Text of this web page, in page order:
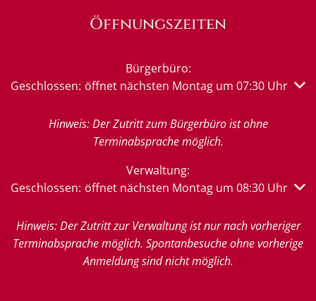
Öffnungszeiten
Bürgerbüro:
Klicken, um weitere Öffnungs- oder Schließzeiten
Geschlossen: öffnet nächsten Montag um 07:30 Uhr
Hinweis: Der Zutritt zum Bürgerbüro ist ohne
Terminabsprache möglich.
Verwaltung:
Klicken, um weitere Öffnungs- oder Schließzeiten
Geschlossen: öffnet nächsten Montag um 08:30 Uhr
Hinweis: Der Zutritt zur Verwaltung ist nur nach vorheriger
Terminabsprache möglich. Spontanbesuche ohne vorherige
Anmeldung sind nicht möglich.